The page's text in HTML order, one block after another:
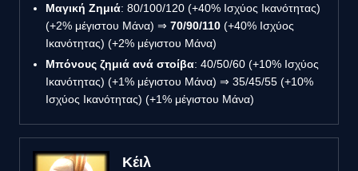
Μαγική Ζημιά: 80/100/120 (+40% Ισχύος Ικανότητας)
(+2% μέγιστου Μάνα) ⇒ 70/90/110 (+40% Ισχύος
Ικανότητας) (+2% μέγιστου Μάνα)
Μπόνους ζημιά ανά στοίβα: 40/50/60 (+10% Ισχύος
Ικανότητας) (+1% μέγιστου Μάνα) ⇒ 35/45/55 (+10%
Ισχύος Ικανότητας) (+1% μέγιστου Μάνα)
Κέιλ